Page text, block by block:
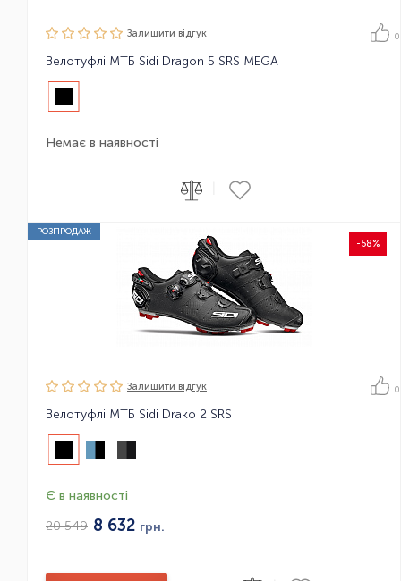
Залишити вiдгук 0
Велотуфлі МТБ Sidi Dragon 5 SRS MEGA
Немає в наявності
РОЗПРОДАЖ
-58%
Залишити вiдгук 0
Велотуфлі МТБ Sidi Drako 2 SRS
Є в наявності
20 549 8 632 грн.